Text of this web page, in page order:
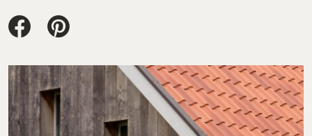
Jacobi Dachziegel auf FaceBook
Jacobi Dachziegel auf Pinterest